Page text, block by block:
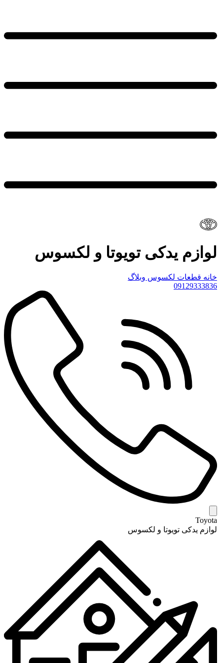
لوازم یدکی تویوتا و لکسوس
خانه قطعات لکسوس وبلاگ
09129333836
Toyota
لوازم یدکی تویوتا و لکسوس